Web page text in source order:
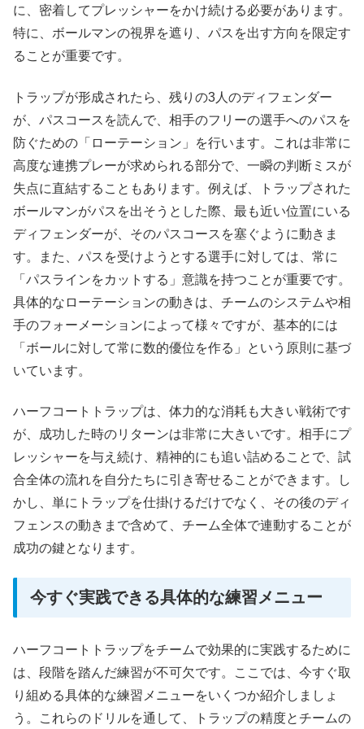
に、密着してプレッシャーをかけ続ける必要があります。
特に、ボールマンの視界を遮り、パスを出す方向を限定す
ることが重要です。
トラップが形成されたら、残りの3人のディフェンダー
が、パスコースを読んで、相手のフリーの選手へのパスを
防ぐための「ローテーション」を行います。これは非常に
高度な連携プレーが求められる部分で、一瞬の判断ミスが
失点に直結することもあります。例えば、トラップされた
ボールマンがパスを出そうとした際、最も近い位置にいる
ディフェンダーが、そのパスコースを塞ぐように動きま
す。また、パスを受けようとする選手に対しては、常に
「パスラインをカットする」意識を持つことが重要です。
具体的なローテーションの動きは、チームのシステムや相
手のフォーメーションによって様々ですが、基本的には
「ボールに対して常に数的優位を作る」という原則に基づ
いています。
ハーフコートトラップは、体力的な消耗も大きい戦術です
が、成功した時のリターンは非常に大きいです。相手にプ
レッシャーを与え続け、精神的にも追い詰めることで、試
合全体の流れを自分たちに引き寄せることができます。し
かし、単にトラップを仕掛けるだけでなく、その後のディ
フェンスの動きまで含めて、チーム全体で連動することが
成功の鍵となります。
今すぐ実践できる具体的な練習メニュー
ハーフコートトラップをチームで効果的に実践するために
は、段階を踏んだ練習が不可欠です。ここでは、今すぐ取
り組める具体的な練習メニューをいくつか紹介しましょ
う。これらのドリルを通して、トラップの精度とチームの